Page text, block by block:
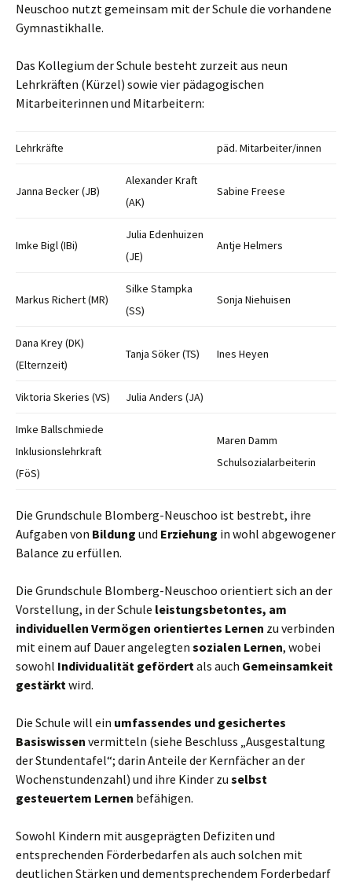
Neuschoo nutzt gemeinsam mit der Schule die vorhandene
Gymnastikhalle.
Das Kollegium der Schule besteht zurzeit aus neun
Lehrkräften (Kürzel) sowie vier pädagogischen
Mitarbeiterinnen und Mitarbeitern:
Lehrkräfte päd. Mitarbeiter/innen
Janna Becker (JB)
Alexander Kraft
(AK)
Sabine Freese
Imke Bigl (IBi)
Julia Edenhuizen
(JE)
Antje Helmers
Markus Richert (MR)
Silke Stampka
(SS)
Sonja Niehuisen
Dana Krey (DK)
(Elternzeit)
Tanja Söker (TS) Ines Heyen
Viktoria Skeries (VS) Julia Anders (JA)
Imke Ballschmiede
Inklusionslehrkraft
(FöS)
Maren Damm
Schulsozialarbeiterin
Die Grundschule Blomberg-Neuschoo ist bestrebt, ihre
Aufgaben von Bildung und Erziehung in wohl abgewogener
Balance zu erfüllen.
Die Grundschule Blomberg-Neuschoo orientiert sich an der
Vorstellung, in der Schule leistungsbetontes, am
individuellen Vermögen orientiertes Lernen zu verbinden
mit einem auf Dauer angelegten sozialen Lernen, wobei
sowohl Individualität gefördertals auch Gemeinsamkeit
gestärktwird.
Die Schule will ein umfassendes und gesichertes
Basiswissen vermitteln (siehe Beschluss „Ausgestaltung
der Stundentafel“; darin Anteile der Kernfächer an der
Wochenstundenzahl) und ihre Kinder zu selbst
gesteuertem Lernen befähigen.
Sowohl Kindern mit ausgeprägten Defiziten und
entsprechenden Förderbedarfen als auch solchen mit
deutlichen Stärken und dementsprechendem Forderbedarf